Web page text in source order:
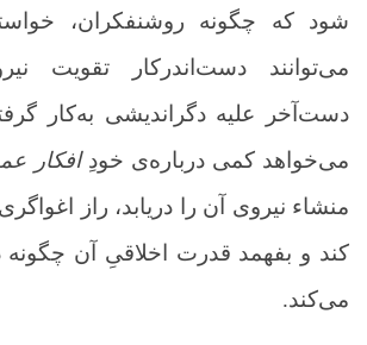
شود که چگونه روشنفکران،
می‌توانند دست‌اندرکار تقویت
دست‌آخر علیه دگراندیشی به‌کار
می‌خواهد کمی درباره‌ی خودِافکار
منشاء نیروی آن را دریابد، راز
کند و بفهمد قدرت اخلاقیِ آن
می‌کند.